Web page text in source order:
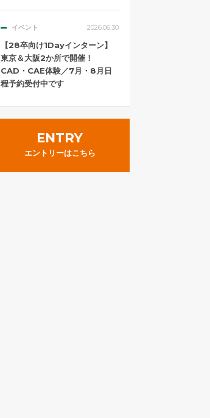
イベント 2026.06.30
【28卒向け1Dayインターン】
東京＆大阪2か所で開催！
CAD・CAE体験／7月・8月日
程予約受付中です
ENTRY
エントリーはこちら